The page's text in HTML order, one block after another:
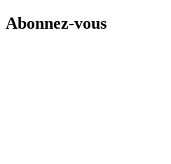
Abonnez-vous